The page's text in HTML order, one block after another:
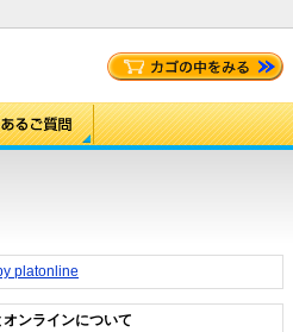
platonline
ンラインについて